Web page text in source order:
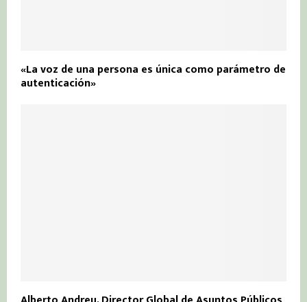
«La voz de una persona es única como parámetro de
autenticación»